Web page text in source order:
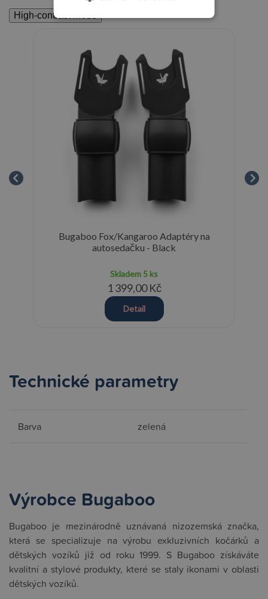
High-contrast mode
Bugaboo Fox/Kangaroo Adaptéry na
autosedačku - Black
Skladem 5 ks
1 399,00 Kč
Detail
Technické parametry
Barva zelená
Výrobce Bugaboo
Bugaboo je mezinárodně uznávaná nizozemská značka,
která se specializuje na výrobu exkluzivních kočárků a
dětských vozíků již od roku 1999. S Bugaboo získáváte
kvalitní a stylové produkty, které se staly ikonami v oblasti
dětských vozíků.